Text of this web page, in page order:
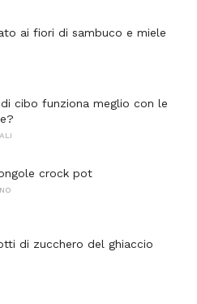
ai fiori di sambuco e miele
cibo funziona meglio con le
crock pot
di zucchero del ghiaccio